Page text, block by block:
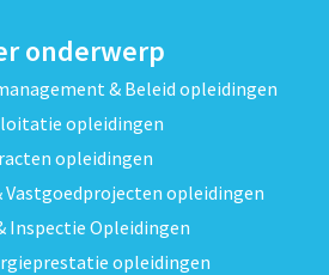
onderwerp
& Beleid opleidingen
opleidingen
opleidingen
opleidingen
Inspectie Opleidingen
opleidingen